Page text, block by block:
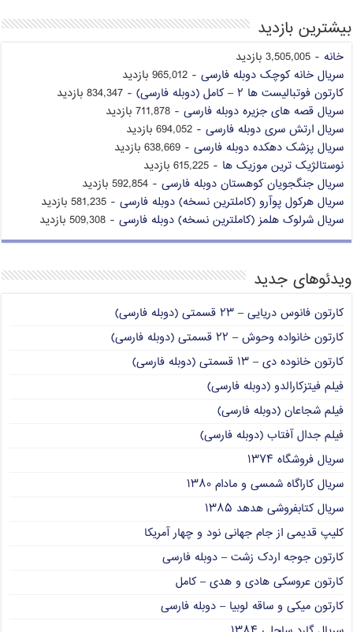
بیشترین بازدید
خانه - 3,505,005 بازدید
سریال خانه کوچک دوبله فارسی - 965,012 بازدید
کارتون فوتبالیست ها ۲ – کامل (دوبله فارسی)
- 834,347 بازدید
سریال قصه های جزیره دوبله فارسی - 711,878 بازدید
سریال ارتش سری دوبله فارسی - 694,052 بازدید
سریال پزشک دهکده دوبله فارسی - 638,669 بازدید
نوستالژیک ترین موزیک ها - 615,225 بازدید
سریال جنگجویان کوهستان دوبله فارسی - 592,854 بازدید
سریال هرکول پوآرو (کاملترین نسخه) دوبله فارسی - 581,235 بازدید
سریال شرلوک هلمز (کاملترین نسخه) دوبله فارسی - 509,308 بازدید
ویدئوهای جدید
کارتون فانوس دریایی – ۲۳ قسمتی (دوبله فارسی)
کارتون خانواده وحوش – ۲۲ قسمتی (دوبله فارسی)
کارتون خانوده دی – ۱۳ قسمتی (دوبله فارسی)
فیلم فیتزکارالدو (دوبله فارسی)
فیلم شجاعان (دوبله فارسی)
فیلم جدال آفتاب (دوبله فارسی)
سریال فروشگاه ۱۳۷۴
سریال کاراگاه شمسی و مادام ۱۳۸۰
سریال کتابفروشی هدهد ۱۳۸۵
کلیپ قدیمی از جام جهانی نود و چهار آمریکا
کارتون جوجه اردک زشت – دوبله فارسی
کارتون عروسکی هادی و هدی – کامل
کارتون میکی و ساقه لوبیا – دوبله فارسی